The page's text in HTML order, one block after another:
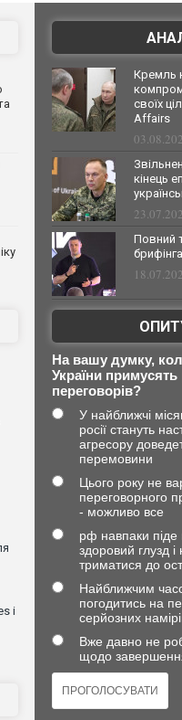
і
Кремль
своїх
Affairs
кінець
Повний
На вашу думку,
України примусять
переговорів?
У найближчі
росії стануть
агресору
перемовини
Цього року не
переговорного
- можливо все
рф навпаки піде
здоровий глузд
триматися до
Найближчим
погодитись на
серйозних
Вже давно не
щодо